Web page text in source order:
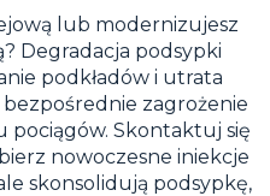
lub modernizujesz
Degradacja podsypki
podkładów i utrata
zagrożenie
Skontaktuj się
nowoczesne iniekcje
skonsolidują podsypkę,